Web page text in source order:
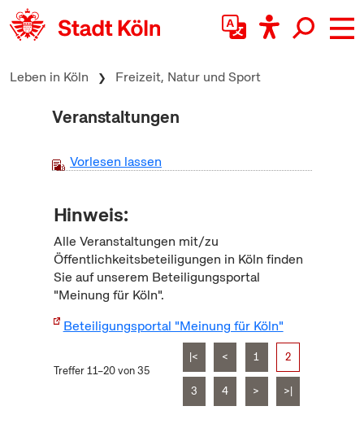
zum Inhalt springen
Leben in Köln Freizeit, Natur und Sport
Veranstaltungen
Vorlesen lassen
Hinweis:
Alle Veranstaltungen mit/zu
Öffentlichkeitsbeteiligungen in Köln finden
Sie auf unserem Beteiligungsportal
"Meinung für Köln".
Beteiligungsportal "Meinung für Köln"
Treffer 11–20 von 35
|< < 1 2
3 4 > >|